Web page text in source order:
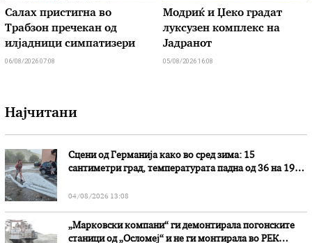
Салах пристигна во
Трабзон пречекан од
илјадници симпатизери
06/08/2026 07:08
Модриќ и Џеко градат
луксузен комплекс на
Јадранот
05/08/2026 16:08
Најчитани
Сцени од Германија како во сред зима: 15
сантиметри град, температурата падна од 36 на 19
04/08/2026 13:08
„Марковски компани“ ги демонтирала погонските
станици од „Осломеј“ и не ги монтирала во РЕК